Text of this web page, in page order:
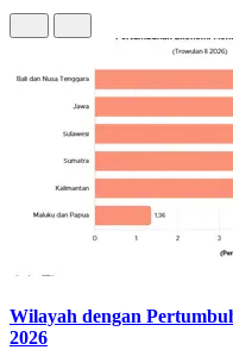
Wilayah dengan
2026